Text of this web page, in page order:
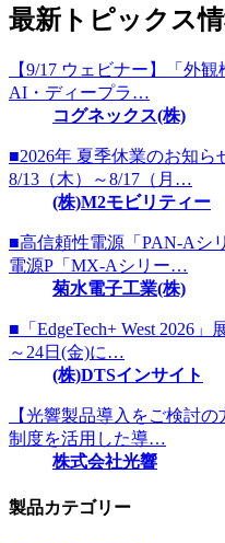
最新トピックス
【9/17 ウェビナー】「外
AI・ディープラ…
コグネックス(株)
■2026年 夏季休業のお知ら
8/13（木）～8/17（月…
(株)M2モビリティー
■高信頼性電源「PAN-Aシ
電源P「MX-Aシリー…
菊水電子工業(株)
■「EdgeTech+ West 2026
～24日(金)に…
(株)DTSインサイト
【光響製品導入をご検討
制度を活用した導…
株式会社光響
製品カテゴリー